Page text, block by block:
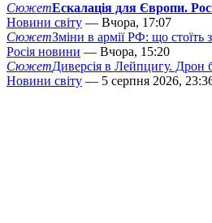
СюжетЕскалація для Європи.
Новини світу — Вчора, 17:07
СюжетЗміни в армії РФ: що стоїть
Росія новини — Вчора, 15:20
СюжетДиверсія в Лейпцигу. Дрон
Новини світу — 5 серпня 2026,